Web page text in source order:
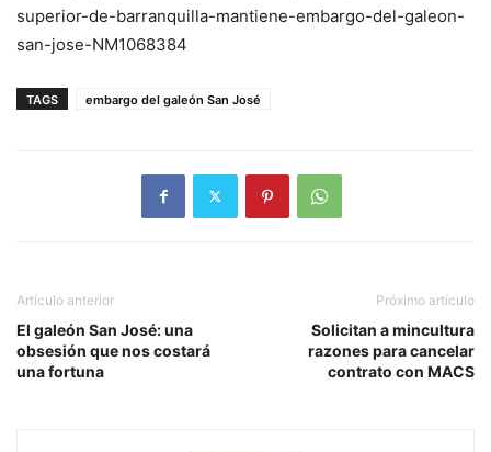
superior-de-barranquilla-mantiene-embargo-del-galeon-
san-jose-NM1068384
TAGS embargo del galeón San José
Artículo anterior
El galeón San José: una
obsesión que nos costará
una fortuna
Próximo artículo
Solicitan a mincultura
razones para cancelar
contrato con MACS